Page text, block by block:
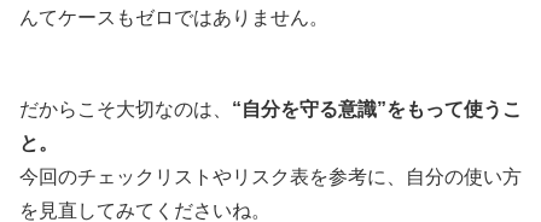
んてケースもゼロではありません。
だからこそ大切なのは、 “自分を守る意識”をもって使うこ
と。
今回のチェックリストやリスク表を参考に、自分の使い方
を見直してみてくださいね。